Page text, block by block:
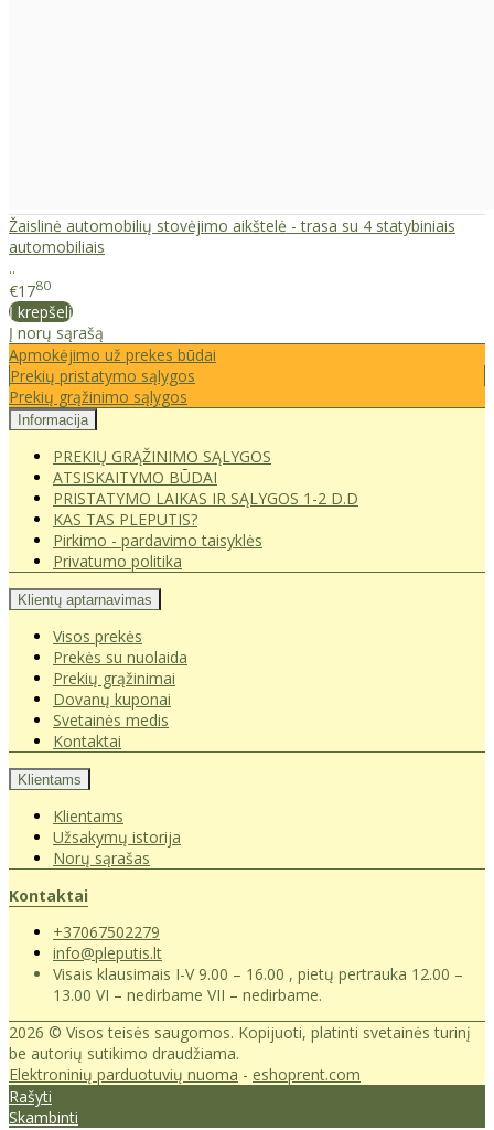
Žaislinė automobilių stovėjimo aikštelė - trasa su 4 statybiniais
automobiliais
..
€1780
Į krepšelį
Į norų sąrašą
Apmokėjimo už prekes būdai
Prekių pristatymo sąlygos
Prekių grąžinimo sąlygos
Informacija
PREKIŲ GRĄŽINIMO SĄLYGOS
ATSISKAITYMO BŪDAI
PRISTATYMO LAIKAS IR SĄLYGOS 1-2 D.D
KAS TAS PLEPUTIS?
Pirkimo - pardavimo taisyklės
Privatumo politika
Klientų aptarnavimas
Visos prekės
Prekės su nuolaida
Prekių grąžinimai
Dovanų kuponai
Svetainės medis
Kontaktai
Klientams
Klientams
Užsakymų istorija
Norų sąrašas
Kontaktai
+37067502279
info@pleputis.lt
Visais klausimais I-V 9.00 – 16.00 , pietų pertrauka 12.00 –
13.00 VI – nedirbame VII – nedirbame.
2026 © Visos teisės saugomos. Kopijuoti, platinti svetainės turinį
be autorių sutikimo draudžiama.
Elektroninių parduotuvių nuoma - eshoprent.com
Rašyti
Skambinti